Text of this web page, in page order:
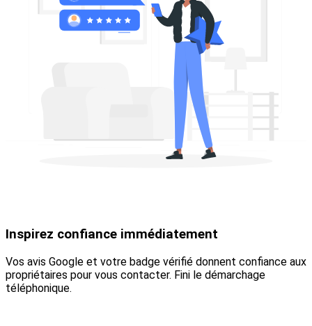
Inspirez confiance immédiatement
Vos avis Google et votre badge vérifié donnent confiance aux
propriétaires pour vous contacter. Fini le démarchage
téléphonique.